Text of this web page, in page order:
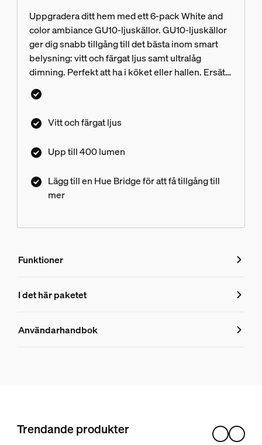
Uppgradera ditt hem med ett 6-pack White and
color ambiance GU10-ljuskällor. GU10-ljuskällor
ger dig snabb tillgång till det bästa inom smart
belysning: vitt och färgat ljus samt ultralåg
dimning. Perfekt att ha i köket eller hallen. Ersätt
enkelt dina befintliga spotlights med Hue GU10-
ljuskällor.
Vitt och färgat ljus
Upp till 400 lumen
Lägg till en Hue Bridge för att få tillgång till
mer
Funktioner
Funktioner
8719514871656
I det här paketet
Användarhandbok
Trendande produkter